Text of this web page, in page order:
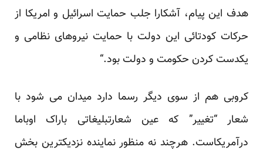
هدف این پیام، آشکارا ‏جلب حمایت اسرائیل و امریکا از
حرکات کودتائی این دولت با حمایت نیروهای نظامی و
یکدست کردن حکومت و ‏دولت بود.“‏
کروبی هم از سوی دیگر رسما دارد میدان می شود با
شعار “تغییر” که عین شعارتبلیغاتی باراک اوباما
درآمریکاست. ‏هرچند نه منظور نماینده نزدیکترین بخش